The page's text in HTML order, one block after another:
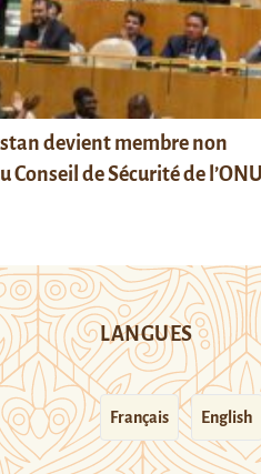
devient membre non
Conseil de Sécurité de l’ONU
LANGUES
Français English